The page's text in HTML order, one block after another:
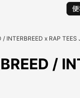
/ INTERBREED x RAP
/